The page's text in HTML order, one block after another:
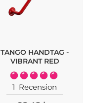
TANGO HANDTAG -
VIBRANT RED
Rating:
100%
1 Recension